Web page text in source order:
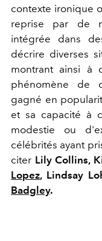
contexte ironique
reprise par de
intégrée dans
décrire diverses
montrant ainsi à
phénomène de
gagné en
et sa capacité à
modestie ou
célébrités ayant
citer Lily Collins,
Lopez, Lindsay
Badgley.